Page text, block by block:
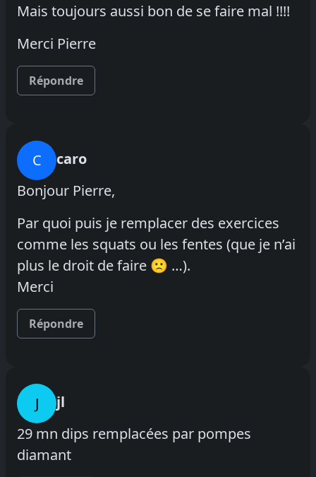
Mais toujours aussi bon de se faire mal !!!!
Merci Pierre
Répondre
C
caro
Bonjour Pierre,
Par quoi puis je remplacer des exercices
comme les squats ou les fentes (que je n’ai
plus le droit de faire 🙁 …).
Merci
Répondre
J
jl
29 mn dips remplacées par pompes
diamant